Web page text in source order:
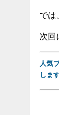
では
次回
人気
します